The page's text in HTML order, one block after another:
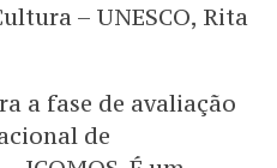
– UNESCO, Rita
a fase de avaliação
de